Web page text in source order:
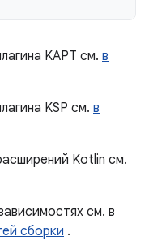
KAPT см. в
KSP см. в
Kotlin см.
см. в
сборки .